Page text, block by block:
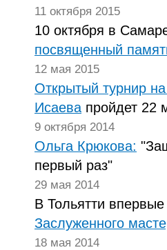
11 октября 2015
10 октября в
посвященный
12 мая 2015
Открытый турнир
Исаева пройдет 22
9 октября 2014
Ольга Крюкова:
первый раз"
29 мая 2014
В Тольятти
Заслуженного
18 мая 2014